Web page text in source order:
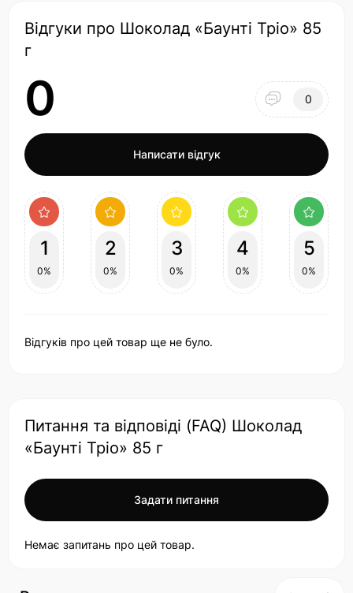
Відгуки про Шоколад «Баунті Тріо» 85
г
0 0
Написати відгук
1
0%
2
0%
3
0%
4
0%
5
0%
Відгуків про цей товар ще не було.
Питання та відповіді (FAQ) Шоколад
«Баунті Тріо» 85 г
Задати питання
Немає запитань про цей товар.